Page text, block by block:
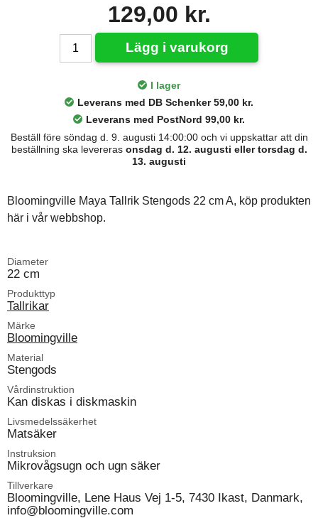
129,00 kr.
Lägg i varukorg
I lager
Leverans med DB Schenker 59,00 kr.
Leverans med PostNord 99,00 kr.
Beställ före söndag d. 9. augusti 14:00:00 och vi uppskattar att din
beställning ska levereras onsdag d. 12. augusti eller torsdag d.
13. augusti
Bloomingville Maya Tallrik Stengods 22 cm A, köp produkten
här i vår webbshop.
Diameter
22 cm
Produkttyp
Tallrikar
Märke
Bloomingville
Material
Stengods
Vårdinstruktion
Kan diskas i diskmaskin
Livsmedelssäkerhet
Matsäker
Instruksion
Mikrovågsugn och ugn säker
Tillverkare
Bloomingville, Lene Haus Vej 1-5, 7430 Ikast, Danmark,
info@bloomingville.com